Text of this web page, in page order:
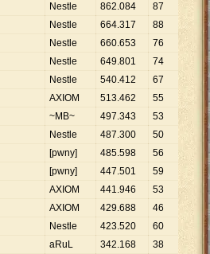
Nestle 862.084 87
Nestle 664.317 88
Nestle 660.653 76
Nestle 649.801 74
Nestle 540.412 67 8
AXIOM 513.462 55 9
~MB~ 497.343 53
Nestle 487.300 50 9
[pwny] 485.598 56
[pwny] 447.501 59 7
AXIOM 441.946 53
AXIOM 429.688 46
Nestle 423.520 60
aRuL 342.168 38 9